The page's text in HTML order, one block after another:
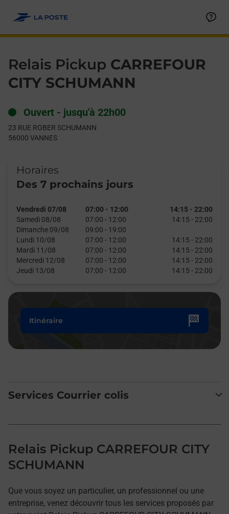
Relais Pickup CARREFOUR
CITY SCHUMANN
Ouvert - jusqu'à 22h00
23 RUE ROBER SCHUMANN
56000 VANNES
Horaires
Des 7 prochains jours
Vendredi 07/08 07:00 - 12:00 14:15 - 22:00
Samedi 08/08
07:00 - 12:00 14:15 - 22:00
Dimanche 09/08
09:00 - 19:00
Lundi 10/08
07:00 - 12:00 14:15 - 22:00
Mardi 11/08
07:00 - 12:00 14:15 - 22:00
Mercredi 12/08
07:00 - 12:00 14:15 - 22:00
Jeudi 13/08
07:00 - 12:00 14:15 - 22:00
Itinéraire
Services Courrier colis
Relais Pickup CARREFOUR CITY
SCHUMANN
Que vous soyez un particulier, un professionnel ou une
entreprise, venez découvrir tous les services proposés par